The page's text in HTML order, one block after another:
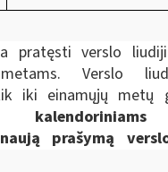
pratęsti verslo
metams. Verslo
iki einamųjų metų
prašymą